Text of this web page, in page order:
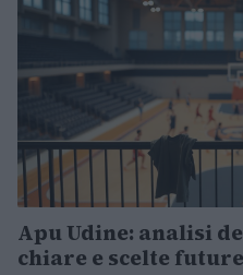
Apu Udine: analisi
chiare e scelte future